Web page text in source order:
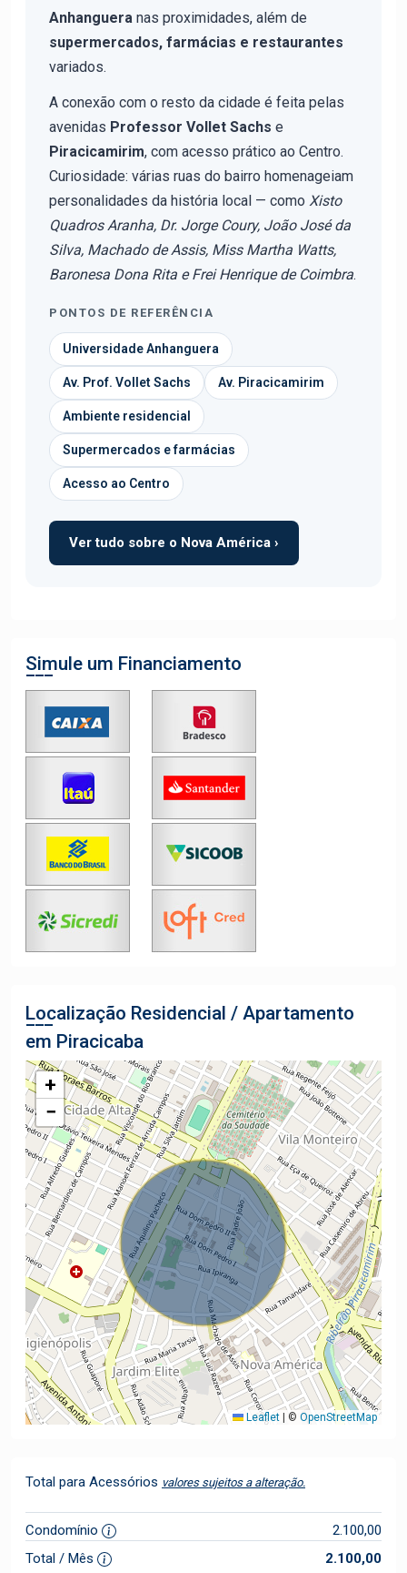
Anhanguera nas proximidades, além de
supermercados, farmácias e restaurantes
variados.
A conexão com o resto da cidade é feita pelas
avenidas Professor Vollet Sachs e
Piracicamirim, com acesso prático ao Centro.
Curiosidade: várias ruas do bairro homenageiam
personalidades da história local — como Xisto
Quadros Aranha, Dr. Jorge Coury, João José da
Silva, Machado de Assis, Miss Martha Watts,
Baronesa Dona Rita e Frei Henrique de Coimbra.
PONTOS DE REFERÊNCIA
Universidade Anhanguera
Av. Prof. Vollet Sachs Av. Piracicamirim
Ambiente residencial
Supermercados e farmácias
Acesso ao Centro
Ver tudo sobre o Nova América ›
Simule um Financiamento
Localização Residencial / Apartamento
em Piracicaba
+
−
Leaflet © OpenStreetMap
Total para Acessórios valores sujeitos a alteração.
Condomínio
2.100,00
Total / Mês
2.100,00